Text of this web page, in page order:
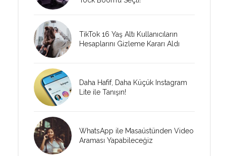
TikTok 16 Yaş Altı Kullanıcıların
Hesaplarını Gizleme Kararı Aldı
Daha Hafif, Daha Küçük Instagram
Lite ile Tanışın!
WhatsApp ile Masaüstünden Video
Araması Yapabileceğiz